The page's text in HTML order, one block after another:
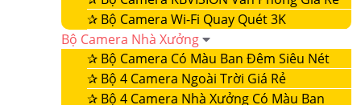
✰ Bộ Camera Wi-Fi Quay Quét 3K
Bộ Camera Nhà Xưởng
✰ Bộ Camera Có Màu Ban Đêm Siêu Nét
✰ Bộ 4 Camera Ngoài Trời Giá Rẻ
✰ Bộ 4 Camera Nhà Xưởng Có Màu Ban